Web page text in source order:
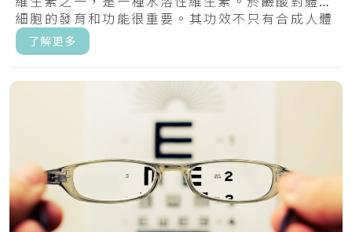
細胞的發育和功能很重要。其功效不只有合成人體
D.....
了解更多